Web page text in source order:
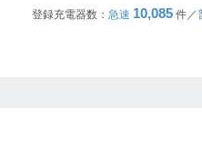
登録充電器数： 急速 10,085 件／